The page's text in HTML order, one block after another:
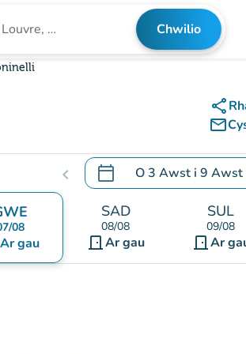
Chwilio
share
mail_outline
chevron_left calendar_today O3 Awst i 9 Awst
.Agor y calendr i newid
08
Ar gau
SAD
08/08
door_frontAr gau
SUL
09/08
door_front Ar